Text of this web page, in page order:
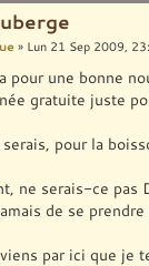
» Lun 21 Sep 2009,
pour une bonne
gratuite juste
pour la
ne serais-ce pas
de se
par ici que je